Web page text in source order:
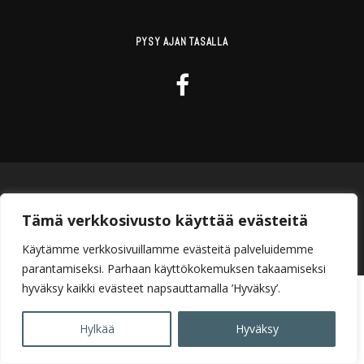
Tämä verkkosivusto käyttää evästeitä
Käytämme verkkosivuillamme evästeitä palveluidemme
parantamiseksi. Parhaan käyttökokemuksen takaamiseksi
hyväksy kaikki evästeet napsauttamalla ’Hyväksy’.
Hylkää Hyväksy
PYSY AJAN TASALLA
Rekisteriseloste